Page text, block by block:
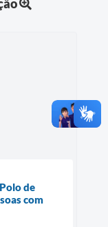
de
com